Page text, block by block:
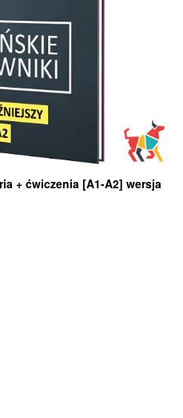
+ ćwiczenia [A1-A2] wersja